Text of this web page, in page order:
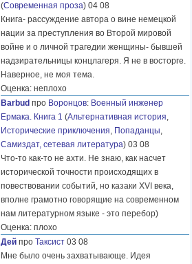
(Современная проза) 04 08
Книга- рассуждение автора о вине немецкой
нации за преступления во Второй мировой
войне и о личной трагедии женщины- бывшей
надзирательницы концлагеря. Я не в восторге.
Наверное, не моя тема.
Оценка: неплохо
Barbud про Воронцов: Военный инженер
Ермака. Книга 1 (Альтернативная история,
Исторические приключения, Попаданцы,
Самиздат, сетевая литература) 03 08
Что-то как-то не ахти. Не знаю, как насчет
исторической точности происходящих в
повествовании событий, но казаки XVI века,
вполне грамотно говорящие на современном
нам литературном языке - это перебор)
Оценка: плохо
Дей про Таксист 03 08
Мне было очень захватывающе. Идея